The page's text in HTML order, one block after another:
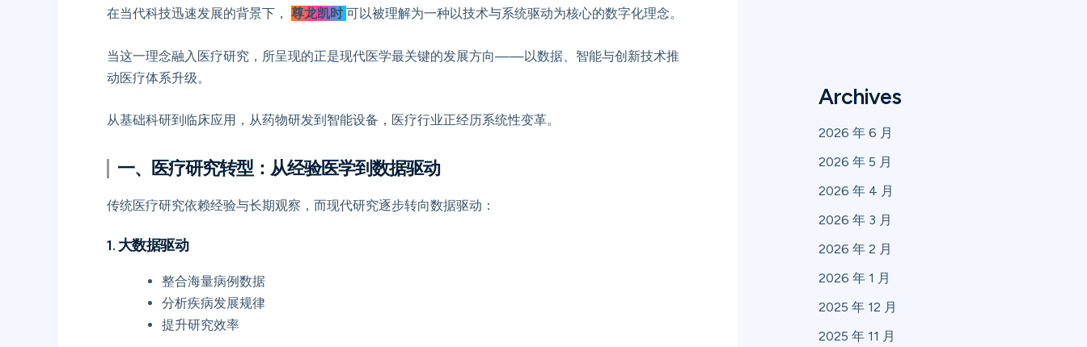
在当代科技迅速发展的背景下， 尊龙凯时 可以被理解为一种以技术与系统驱动为核心的数字化理念。
当这一理念融入医疗研究，所呈现的正是现代医学最关键的发展方向——以数据、智能与创新技术推
动医疗体系升级。
从基础科研到临床应用，从药物研发到智能设备，医疗行业正经历系统性变革。
一、医疗研究转型：从经验医学到数据驱动
传统医疗研究依赖经验与长期观察，而现代研究逐步转向数据驱动：
1. 大数据驱动
整合海量病例数据
分析疾病发展规律
提升研究效率
Archives
2026 年 6 月
2026 年 5 月
2026 年 4 月
2026 年 3 月
2026 年 2 月
2026 年 1 月
2025 年 12 月
2025 年 11 月